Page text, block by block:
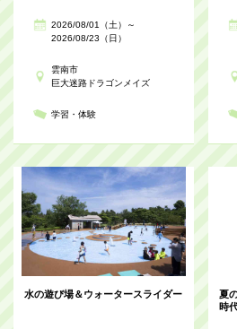
2026/08/01（土）～
2026/08/23（日）
雲南市
巨大迷路ドラゴンメイズ
学習・体験
水の遊び場＆ウォータースライダー
夏
時